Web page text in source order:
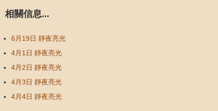
相關信息...
6月19日 靜夜亮光
4月1日 靜夜亮光
4月2日 靜夜亮光
4月3日 靜夜亮光
4月4日 靜夜亮光